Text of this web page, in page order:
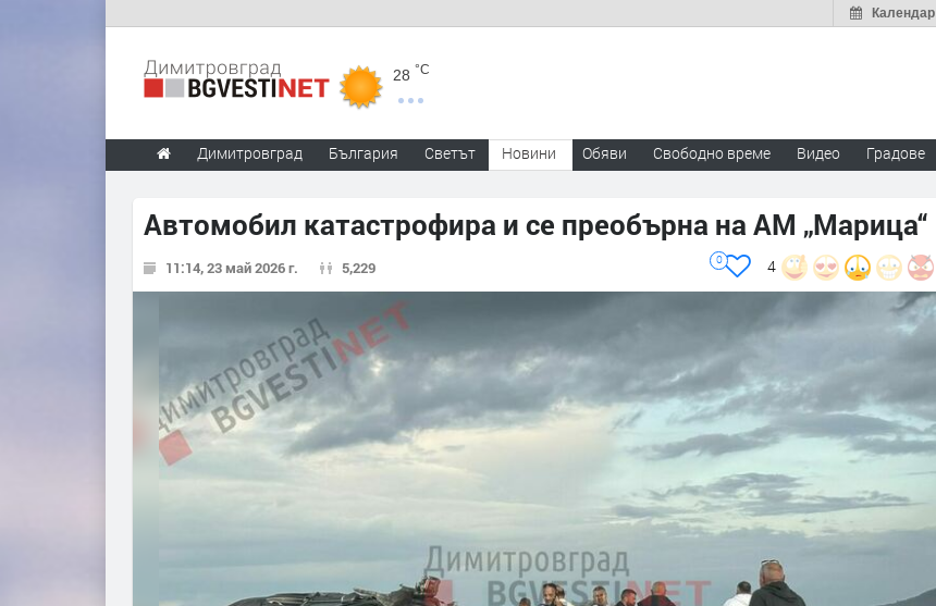
Календар
28 °C
Димитровград България Светът Новини Обяви Свободно време Видео Градове
Автомобил катастрофира и се преобърна на АМ „Марица“
11:14, 23 май 2026 г. 5,229 4
0